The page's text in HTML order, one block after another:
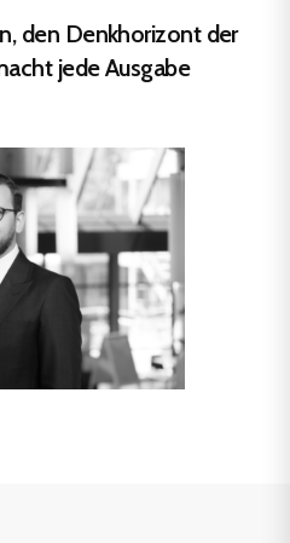
den Denkhorizont der
jede Ausgabe